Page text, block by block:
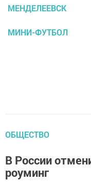
МЕНДЕЛЕЕВСК
МИНИ-ФУТБОЛ
ОБЩЕСТВО
В России
роуминг